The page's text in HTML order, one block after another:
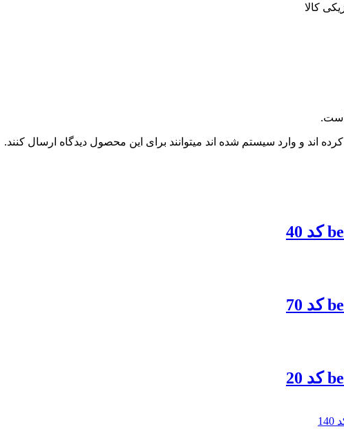
کالا
است.
اند و وارد سیستم شده اند میتوانند برای این محصول دیدگاه ارسال کنند.